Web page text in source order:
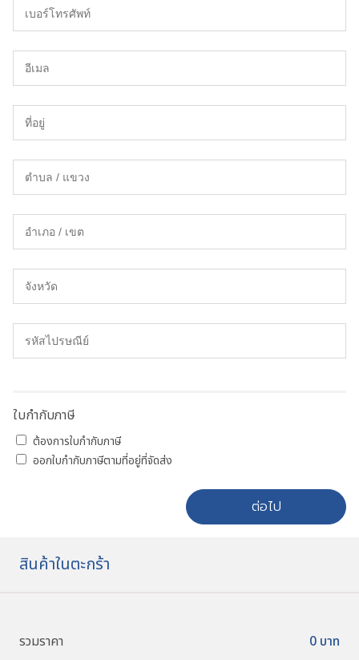
ใบกำกับภาษี
ต้องการใบกำกับภาษี
ออกใบกำกับภาษีตามที่อยู่ที่จัดส่ง
ต่อไป
สินค้าในตะกร้า
รวมราคา 0 บาท